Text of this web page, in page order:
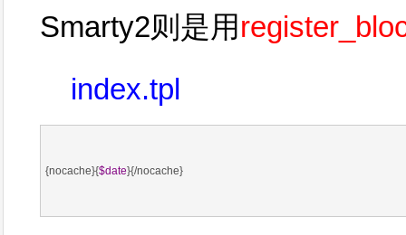
Smarty2则是用
index.tpl
{nocache}{$date}{/nocache}